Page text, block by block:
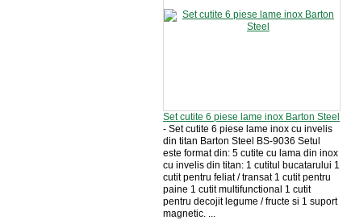
Set cutite 6 piese lame inox Barton Steel
- Set cutite 6 piese lame inox cu invelis
din titan Barton Steel BS-9036 Setul
este format din: 5 cutite cu lama din inox
cu invelis din titan: 1 cutitul bucatarului 1
cutit pentru feliat / transat 1 cutit pentru
paine 1 cutit multifunctional 1 cutit
pentru decojit legume / fructe si 1 suport
magnetic. ...